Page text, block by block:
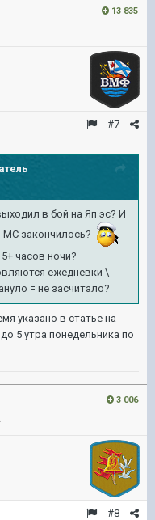
13 835
#7
в бой на Яп эс? И
МС закончилось?
часов ночи?
ежедневки \
= не засчитало?
указано в статье на
5 утра понедельника по
3 006
#8